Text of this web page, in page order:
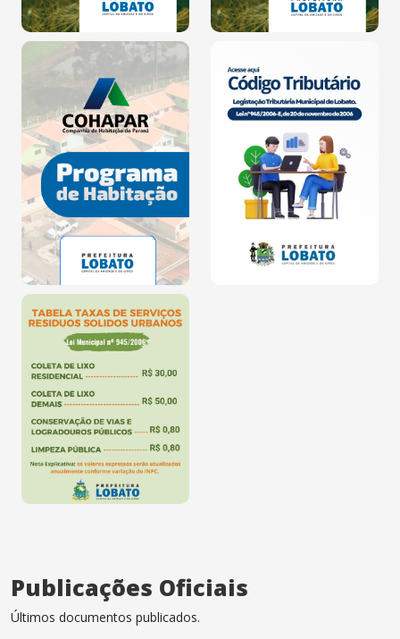
Publicações Oficiais
Últimos documentos publicados.